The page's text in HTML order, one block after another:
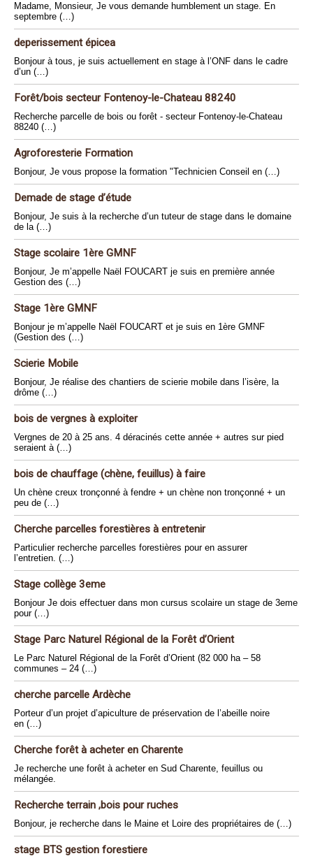
Madame, Monsieur, Je vous demande humblement un stage. En
septembre (…)
deperissement épicea
Bonjour à tous, je suis actuellement en stage à l’ONF dans le cadre
d’un (…)
Forêt/bois secteur Fontenoy-le-Chateau 88240
Recherche parcelle de bois ou forêt - secteur Fontenoy-le-Chateau
88240 (…)
Agroforesterie Formation
Bonjour, Je vous propose la formation "Technicien Conseil en (…)
Demade de stage d’étude
Bonjour, Je suis à la recherche d’un tuteur de stage dans le domaine
de la (…)
Stage scolaire 1ère GMNF
Bonjour, Je m’appelle Naël FOUCART je suis en première année
Gestion des (…)
Stage 1ère GMNF
Bonjour je m’appelle Naël FOUCART et je suis en 1ère GMNF
(Gestion des (…)
Scierie Mobile
Bonjour, Je réalise des chantiers de scierie mobile dans l’isère, la
drôme (…)
bois de vergnes à exploiter
Vergnes de 20 à 25 ans. 4 déracinés cette année + autres sur pied
seraient à (…)
bois de chauffage (chène, feuillus) à faire
Un chène creux tronçonné à fendre + un chène non tronçonné + un
peu de (…)
Cherche parcelles forestières à entretenir
Particulier recherche parcelles forestières pour en assurer
l’entretien. (…)
Stage collège 3eme
Bonjour Je dois effectuer dans mon cursus scolaire un stage de 3eme
pour (…)
Stage Parc Naturel Régional de la Forêt d’Orient
Le Parc Naturel Régional de la Forêt d’Orient (82 000 ha – 58
communes – 24 (…)
cherche parcelle Ardèche
Porteur d’un projet d’apiculture de préservation de l’abeille noire
en (…)
Cherche forêt à acheter en Charente
Je recherche une forêt à acheter en Sud Charente, feuillus ou
mélangée.
Recherche terrain ,bois pour ruches
Bonjour, je recherche dans le Maine et Loire des propriétaires de (…)
stage BTS gestion forestiere